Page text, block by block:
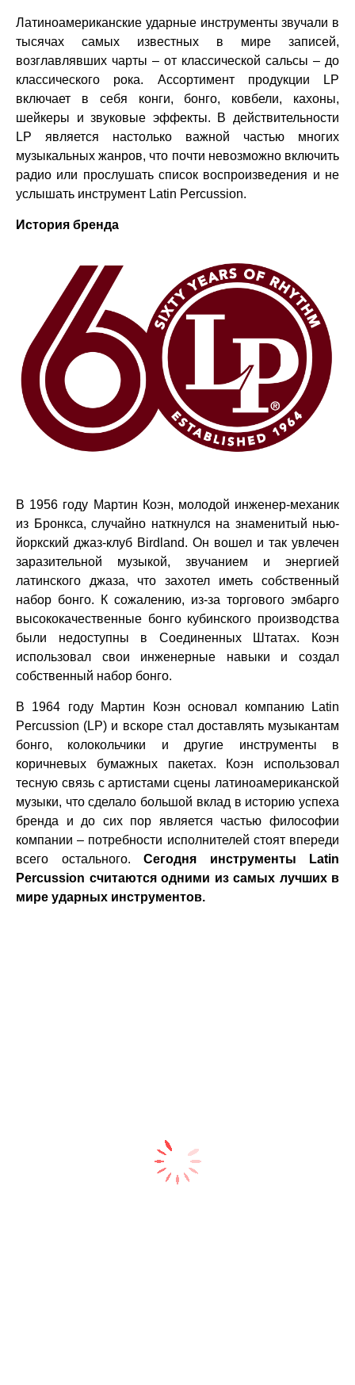
Латиноамериканские ударные инструменты звучали в
тысячах самых известных в мире записей,
возглавлявших чарты – от классической сальсы – до
классического рока. Ассортимент продукции LP
включает в себя конги, бонго, ковбели, кахоны,
шейкеры и звуковые эффекты. В действительности
LP является настолько важной частью многих
музыкальных жанров, что почти невозможно включить
радио или прослушать список воспроизведения и не
услышать инструмент Latin Percussion.
История бренда
В 1956 году Мартин Коэн, молодой инженер-механик
из Бронкса, случайно наткнулся на знаменитый нью-
йоркский джаз-клуб Birdland. Он вошел и так увлечен
заразительной музыкой, звучанием и энергией
латинского джаза, что захотел иметь собственный
набор бонго. К сожалению, из-за торгового эмбарго
высококачественные бонго кубинского производства
были недоступны в Соединенных Штатах. Коэн
использовал свои инженерные навыки и создал
собственный набор бонго.
В 1964 году Мартин Коэн основал компанию Latin
Percussion (LP) и вскоре стал доставлять музыкантам
бонго, колокольчики и другие инструменты в
коричневых бумажных пакетах. Коэн использовал
тесную связь с артистами сцены латиноамериканской
музыки, что сделало большой вклад в историю успеха
бренда и до сих пор является частью философии
компании – потребности исполнителей стоят впереди
всего остального. Сегодня инструменты Latin
Percussion считаются одними из самых лучших в
мире ударных инструментов.